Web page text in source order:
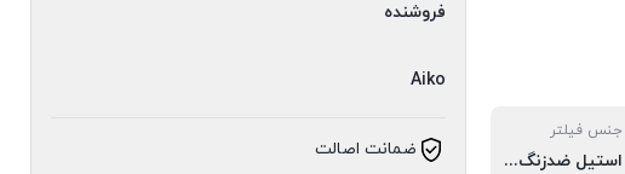
جنس فیلتر
استیل ضدزنگ دوگانه
فروشنده
Aiko
ضمانت اصالت